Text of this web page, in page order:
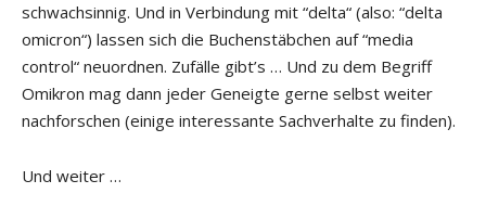
schwachsinnig. Und in Verbindung mit “delta“ (also: “delta
omicron“) lassen sich die Buchenstäbchen auf “media
control“ neuordnen. Zufälle gibt’s … Und zu dem Begriff
Omikron mag dann jeder Geneigte gerne selbst weiter
nachforschen (einige interessante Sachverhalte zu finden).
Und weiter …